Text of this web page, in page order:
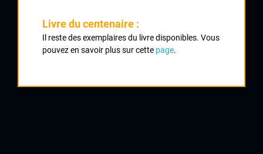
QUELQUES COUREURS DE LA
MÊME GÉNÉRATION
Livre du centenaire :
Il reste des exemplaires du livre disponibles. Vous
pouvez en savoir plus sur cette page.